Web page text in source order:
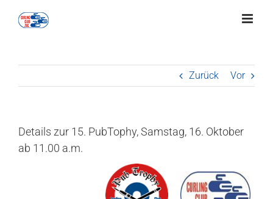
Inhalt
Zurück Vor
Details zur 15. PubTophy, Samstag, 16. Oktober
ab 11.00 a.m.